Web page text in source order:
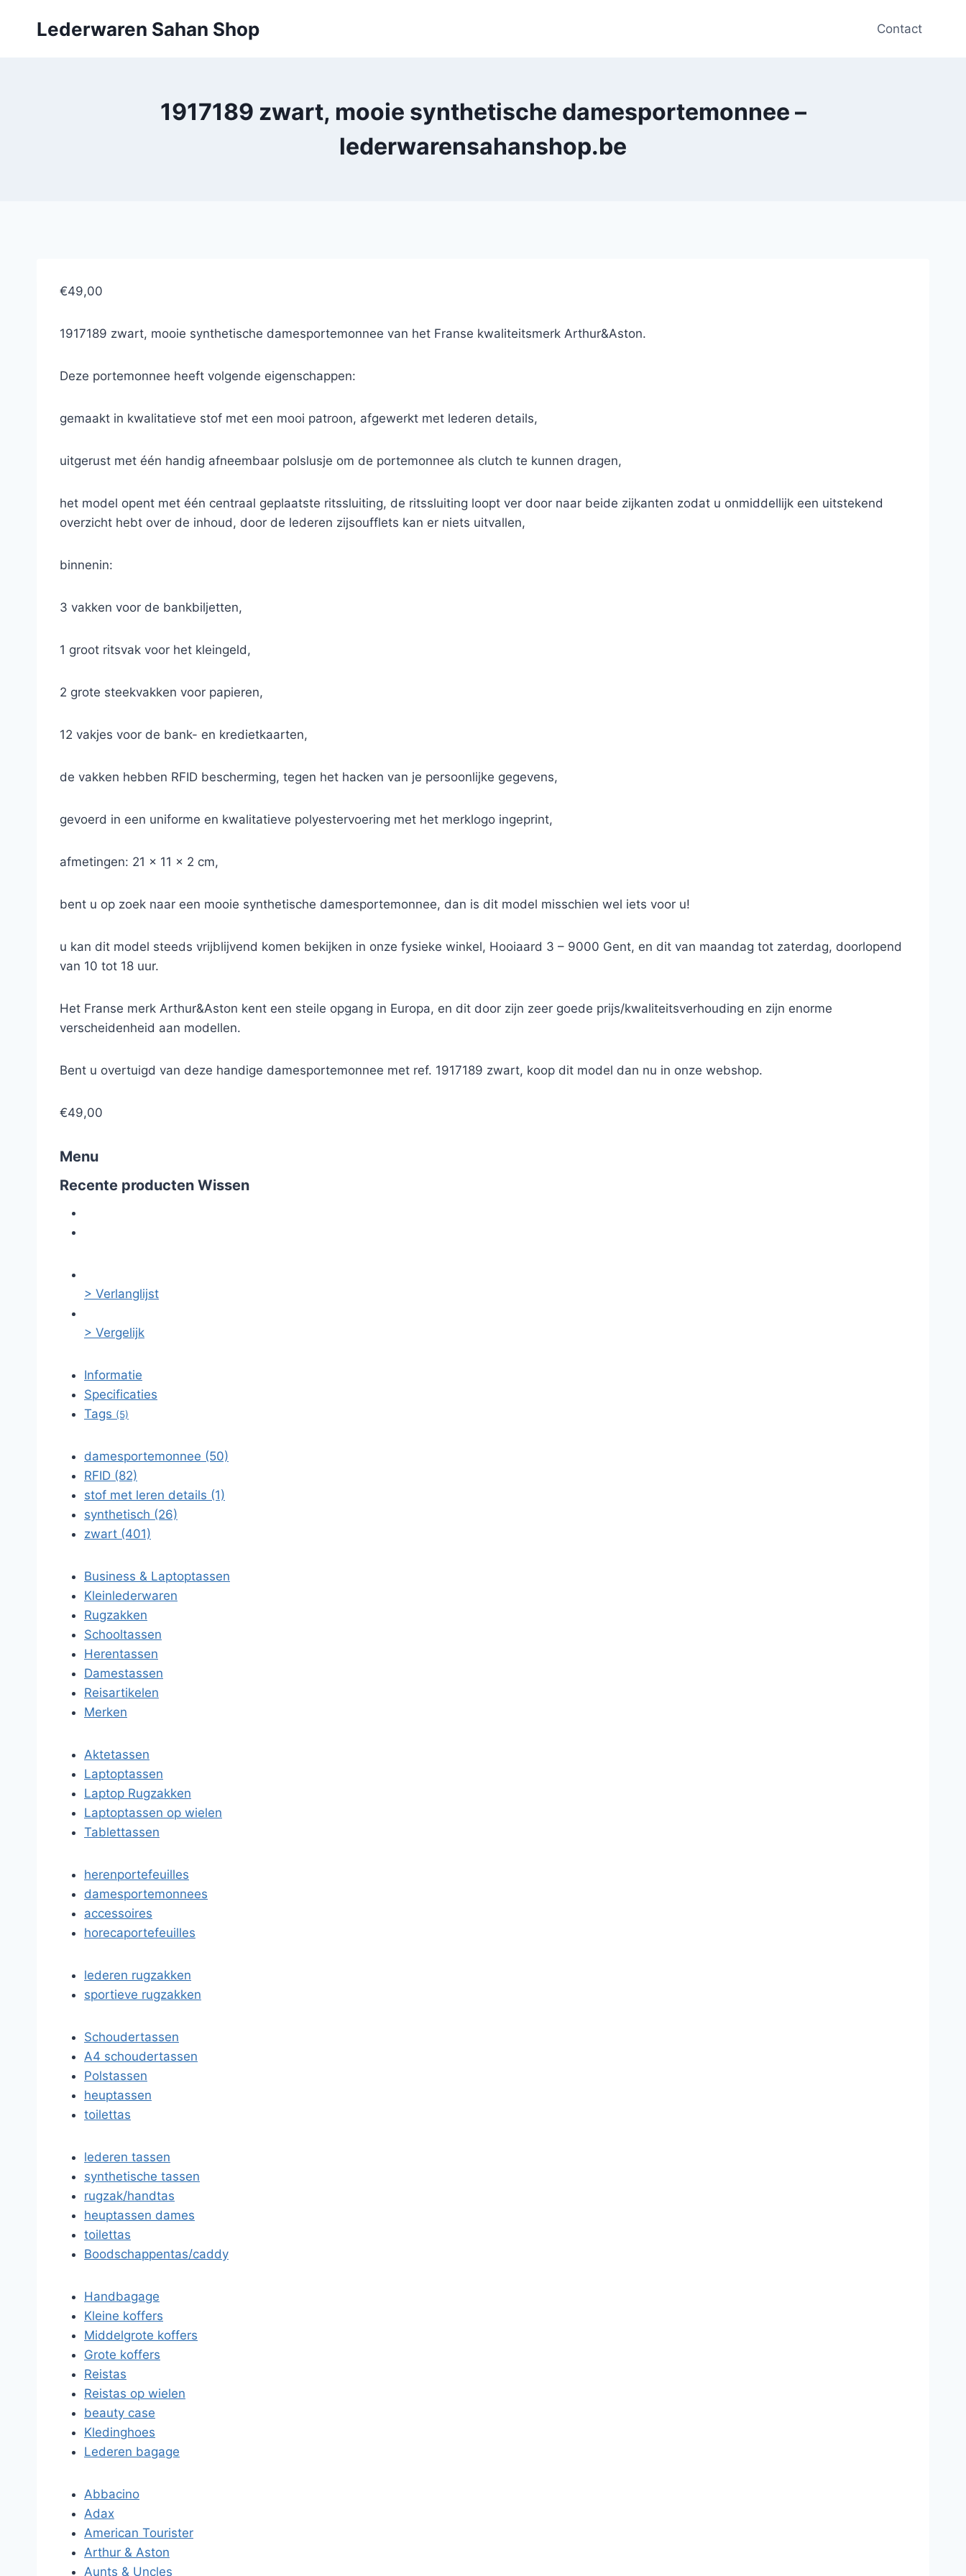
Lederwaren Sahan Shop Contact
1917189 zwart, mooie synthetische damesportemonnee –
lederwarensahanshop.be
€49,00
1917189 zwart, mooie synthetische damesportemonnee van het Franse kwaliteitsmerk Arthur&Aston.
Deze portemonnee heeft volgende eigenschappen:
gemaakt in kwalitatieve stof met een mooi patroon, afgewerkt met lederen details,
uitgerust met één handig afneembaar polslusje om de portemonnee als clutch te kunnen dragen,
het model opent met één centraal geplaatste ritssluiting, de ritssluiting loopt ver door naar beide zijkanten zodat u onmiddellijk een uitstekend
overzicht hebt over de inhoud, door de lederen zijsoufflets kan er niets uitvallen,
binnenin:
3 vakken voor de bankbiljetten,
1 groot ritsvak voor het kleingeld,
2 grote steekvakken voor papieren,
12 vakjes voor de bank- en kredietkaarten,
de vakken hebben RFID bescherming, tegen het hacken van je persoonlijke gegevens,
gevoerd in een uniforme en kwalitatieve polyestervoering met het merklogo ingeprint,
afmetingen: 21 x 11 x 2 cm,
bent u op zoek naar een mooie synthetische damesportemonnee, dan is dit model misschien wel iets voor u!
u kan dit model steeds vrijblijvend komen bekijken in onze fysieke winkel, Hooiaard 3 – 9000 Gent, en dit van maandag tot zaterdag, doorlopend
van 10 tot 18 uur.
Het Franse merk Arthur&Aston kent een steile opgang in Europa, en dit door zijn zeer goede prijs/kwaliteitsverhouding en zijn enorme
verscheidenheid aan modellen.
Bent u overtuigd van deze handige damesportemonnee met ref. 1917189 zwart, koop dit model dan nu in onze webshop.
€49,00
Menu
Recente producten Wissen
> Verlanglijst
> Vergelijk
Informatie
Specificaties
Tags (5)
damesportemonnee (50)
RFID (82)
stof met leren details (1)
synthetisch (26)
zwart (401)
Business & Laptoptassen
Kleinlederwaren
Rugzakken
Schooltassen
Herentassen
Damestassen
Reisartikelen
Merken
Aktetassen
Laptoptassen
Laptop Rugzakken
Laptoptassen op wielen
Tablettassen
herenportefeuilles
damesportemonnees
accessoires
horecaportefeuilles
lederen rugzakken
sportieve rugzakken
Schoudertassen
A4 schoudertassen
Polstassen
heuptassen
toilettas
lederen tassen
synthetische tassen
rugzak/handtas
heuptassen dames
toilettas
Boodschappentas/caddy
Handbagage
Kleine koffers
Middelgrote koffers
Grote koffers
Reistas
Reistas op wielen
beauty case
Kledinghoes
Lederen bagage
Abbacino
Adax
American Tourister
Arthur & Aston
Aunts & Uncles